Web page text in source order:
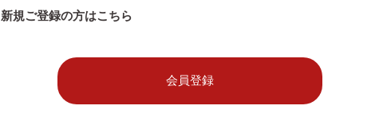
新規ご登録の方はこちら
会員登録